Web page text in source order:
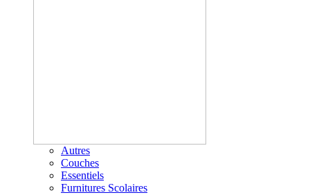
Autres
Couches
Essentiels
Furnitures Scolaires